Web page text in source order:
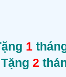
1
Tặng 2